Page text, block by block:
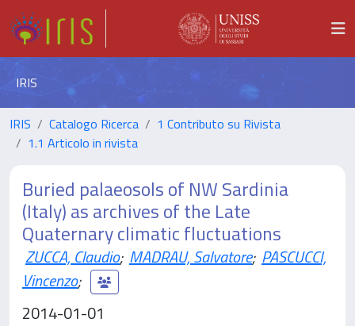
IRIS
IRIS Catalogo Ricerca
1 Contributo su Rivista
1.1 Articolo in rivista
Buried palaeosols of NW Sardinia
(Italy) as archives of the Late
Quaternary climatic fluctuations
ZUCCA, Claudio; MADRAU, Salvatore; PASCUCCI,
Vincenzo;
2014-01-01